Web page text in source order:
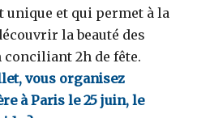
unique et qui permet à la
la beauté des
conciliant 2h de fête.
vous organisez
à Paris le 25 juin, le